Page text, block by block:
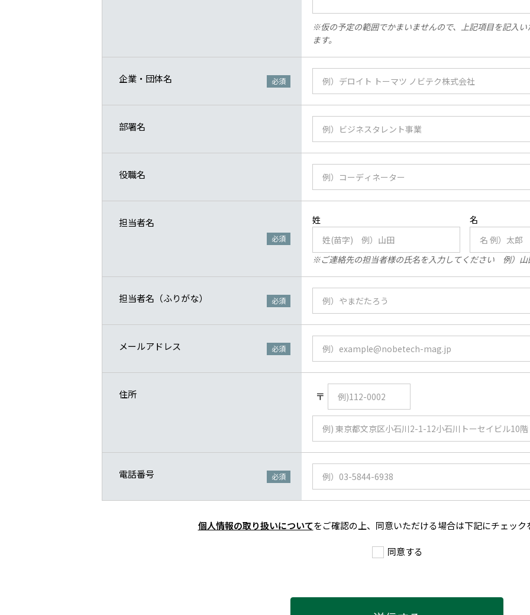
※仮の予定の範囲でかまいませんので、上記項目を記入
ます。
企業・団体名 必須
部署名
役職名
担当者名
必須
※ご連絡先の担当者様の氏名を入力してください 例）山
担当者名（ふりがな） 必須
メールアドレス 必須
住所 〒
電話番号 必須
個人情報の取り扱いについてをご確認の上、同意いただける場合は下記にチェック
同意する